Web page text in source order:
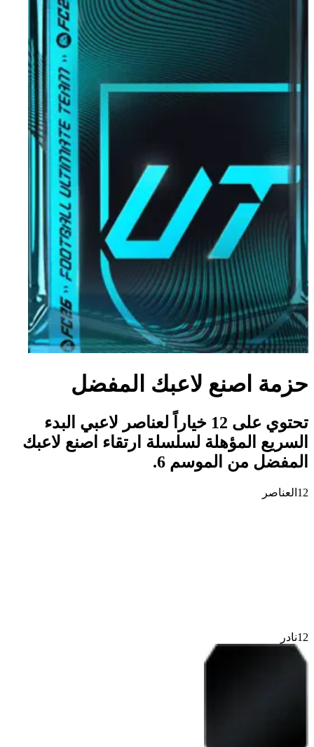
حزمة اصنع لاعبك المفضل
تحتوي على 12 خياراً لعناصر لاعبي البدء
السريع المؤهلة لسلسلة ارتقاء اصنع لاعبك
المفضل من الموسم 6.
12 العناصر
12نادر